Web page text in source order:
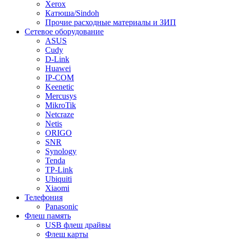
Xerox
Катюша/Sindoh
Прочие расходные материалы и ЗИП
Сетевое оборудование
ASUS
Cudy
D-Link
Huawei
IP-COM
Keenetic
Mercusys
MikroTik
Netcraze
Netis
ORIGO
SNR
Synology
Tenda
TP-Link
Ubiquiti
Xiaomi
Телефония
Panasonic
Флеш память
USB флеш драйвы
Флеш карты